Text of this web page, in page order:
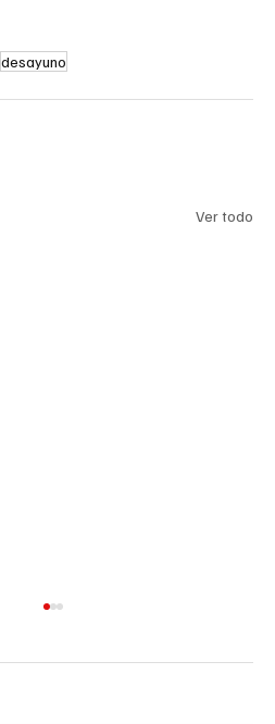
desayuno
Ver todo